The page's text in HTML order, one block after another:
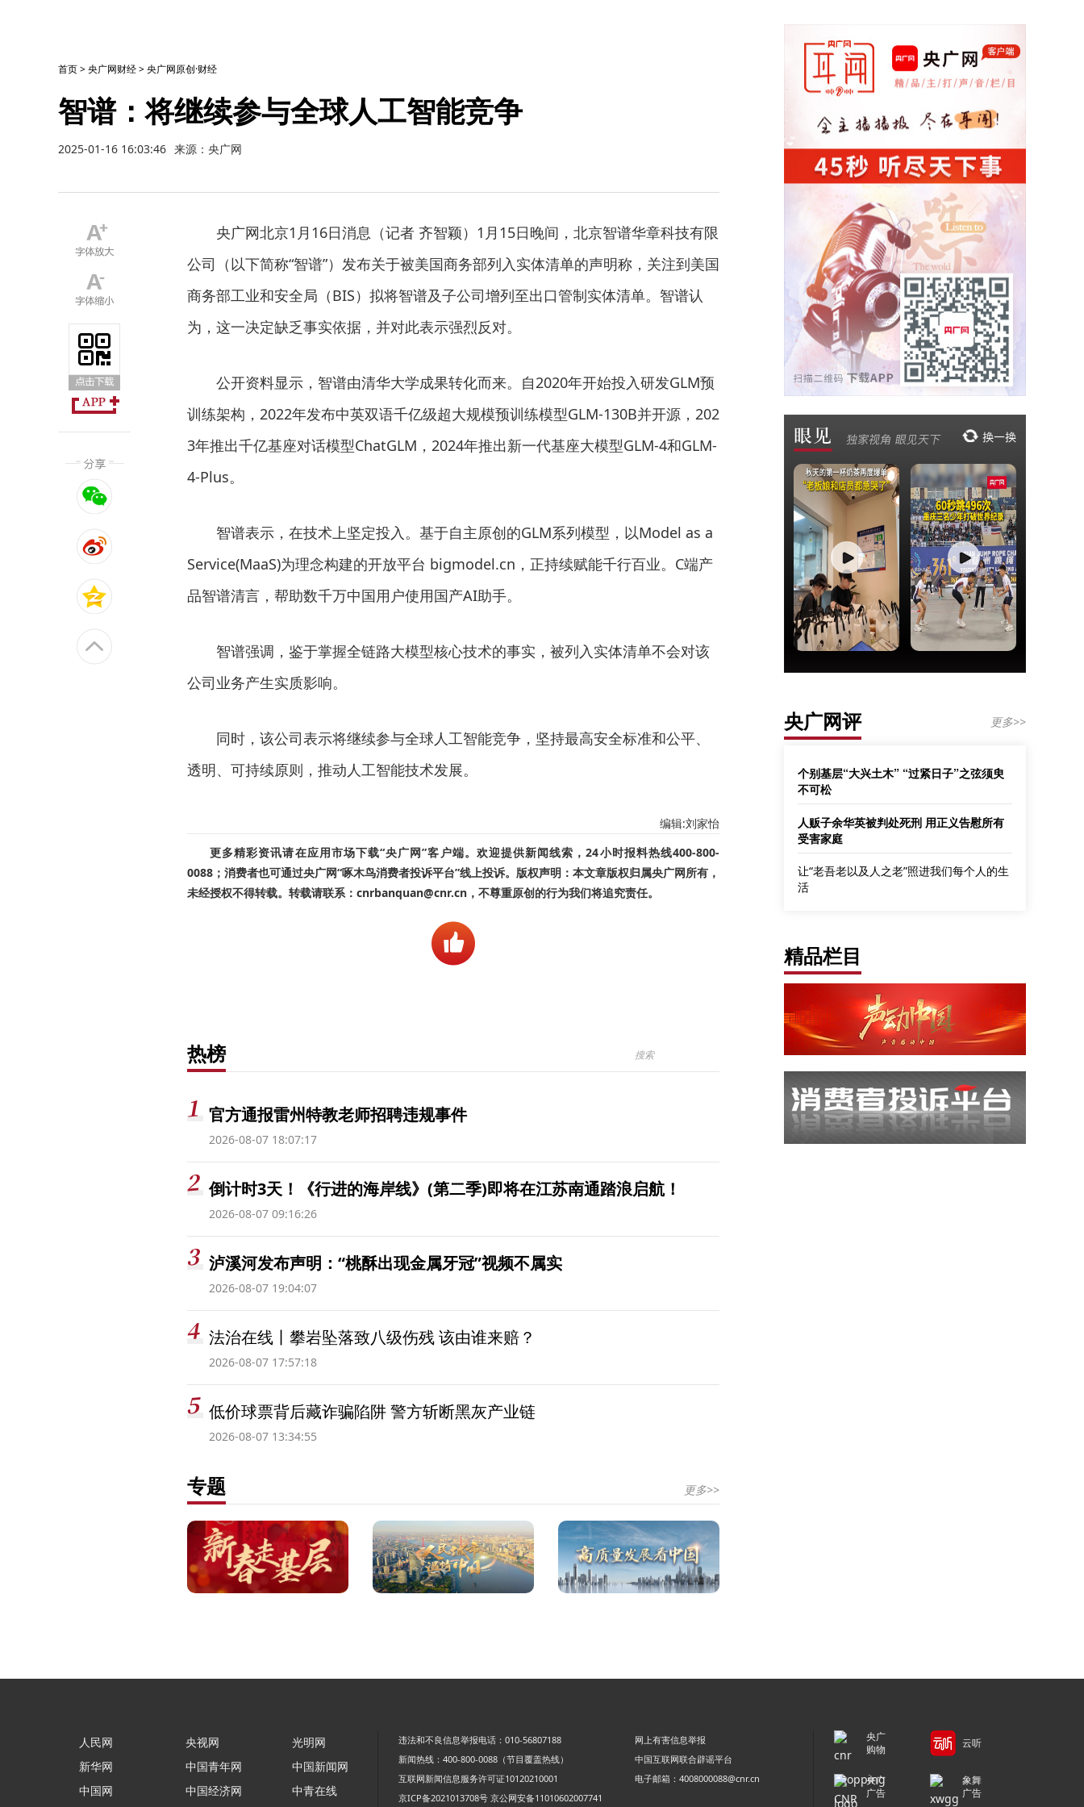
首页>央广网财经>央广网原创·财经
智谱：将继续参与全球人工智能竞争
2025-01-16 16:03:46 来源：央广网
央广网北京1月16日消息（记者 齐智颖）1月15日晚间，北京智谱华章科技有限
公司（以下简称“智谱”）发布关于被美国商务部列入实体清单的声明称，关注到美国
商务部工业和安全局（BIS）拟将智谱及子公司增列至出口管制实体清单。智谱认
为，这一决定缺乏事实依据，并对此表示强烈反对。
公开资料显示，智谱由清华大学成果转化而来。自2020年开始投入研发GLM预
训练架构，2022年发布中英双语千亿级超大规模预训练模型GLM-130B并开源，202
3年推出千亿基座对话模型ChatGLM，2024年推出新一代基座大模型GLM-4和GLM-
4-Plus。
智谱表示，在技术上坚定投入。基于自主原创的GLM系列模型，以Model as a
Service(MaaS)为理念构建的开放平台 bigmodel.cn，正持续赋能千行百业。C端产
品智谱清言，帮助数千万中国用户使用国产AI助手。
智谱强调，鉴于掌握全链路大模型核心技术的事实，被列入实体清单不会对该
公司业务产生实质影响。
同时，该公司表示将继续参与全球人工智能竞争，坚持最高安全标准和公平、
透明、可持续原则，推动人工智能技术发展。
编辑:刘家怡
更多精彩资讯请在应用市场下载“央广网”客户端。欢迎提供新闻线索，24小时报料热线400-800-
0088；消费者也可通过央广网“啄木鸟消费者投诉平台”线上投诉。版权声明：本文章版权归属央广网所有，
未经授权不得转载。转载请联系：cnrbanquan@cnr.cn，不尊重原创的行为我们将追究责任。
热榜
官方通报雷州特教老师招聘违规事件
2026-08-07 18:07:17
倒计时3天！《行进的海岸线》(第二季)即将在江苏南通踏浪启航！
2026-08-07 09:16:26
泸溪河发布声明：“桃酥出现金属牙冠”视频不属实
2026-08-07 19:04:07
法治在线丨攀岩坠落致八级伤残 该由谁来赔？
2026-08-07 17:57:18
低价球票背后藏诈骗陷阱 警方斩断黑灰产业链
2026-08-07 13:34:55
专题 更多>>
央广网评 更多>>
个别基层“大兴土木” “过紧日子”之弦须臾
不可松
人贩子余华英被判处死刑 用正义告慰所有
受害家庭
让“老吾老以及人之老”照进我们每个人的生
活
精品栏目
人民网
新华网
中国网
央视网
中国青年网
中国经济网
光明网
中国新闻网
中青在线
违法和不良信息举报电话：010-56807188
网上有害信息举报
新闻热线：400-800-0088（节目覆盖热线）
中国互联网联合辟谣平台
互联网新闻信息服务许可证10120210001
电子邮箱：4008000088@cnr.cn
京ICP备2021013708号 京公网安备11010602007741
央广
购物
云听
央广
广告
象舞
广告